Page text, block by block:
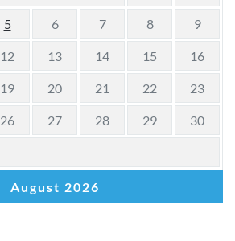
August 2026
5 6 7 8 9
12 13 14 15 16
19 20 21 22 23
26 27 28 29 30